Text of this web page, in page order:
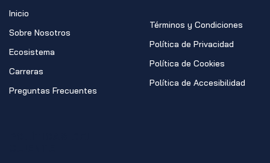
Inicio
Sobre Nosotros
Ecosistema
Carreras
Preguntas Frecuentes
Términos y Condiciones
Política de Privacidad
Política de Cookies
Política de Accesibilidad